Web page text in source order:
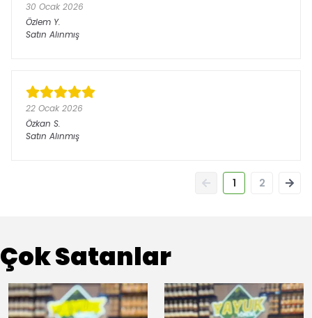
30 Ocak 2026
Özlem Y.
Satın Alınmış
22 Ocak 2026
Özkan S.
Satın Alınmış
1 2
Çok Satanlar